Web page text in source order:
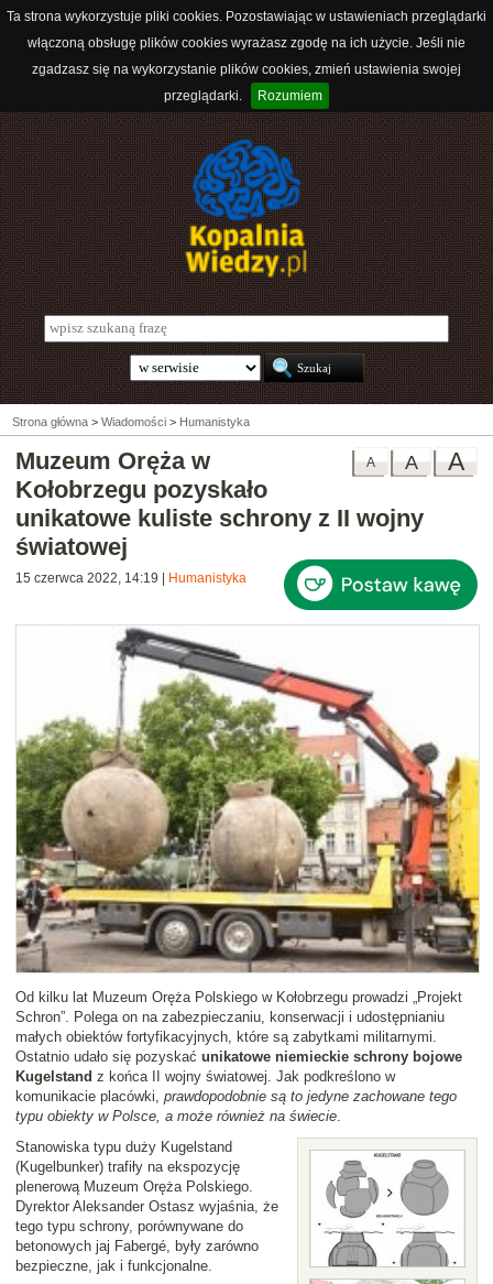
Ta strona wykorzystuje pliki cookies. Pozostawiając w ustawieniach przeglądarki
włączoną obsługę plików cookies wyrażasz zgodę na ich użycie. Jeśli nie
zgadzasz się na wykorzystanie plików cookies, zmień ustawienia swojej
przeglądarki.
Rozumiem
Strona główna > Wiadomości > Humanistyka
A
A
A
Muzeum Oręża w
Kołobrzegu pozyskało
unikatowe kuliste schrony z II wojny
światowej
15 czerwca 2022, 14:19 Humanistyka
Od kilku lat Muzeum Oręża Polskiego w Kołobrzegu prowadzi „Projekt
Schron”. Polega on na zabezpieczaniu, konserwacji i udostępnianiu
małych obiektów fortyfikacyjnych, które są zabytkami militarnymi.
Ostatnio udało się pozyskać unikatowe niemieckie schrony bojowe
Kugelstand z końca II wojny światowej. Jak podkreślono w
komunikacie placówki, prawdopodobnie są to jedyne zachowane tego
typu obiekty w Polsce, a może również na świecie.
Stanowiska typu duży Kugelstand
(Kugelbunker) trafiły na ekspozycję
plenerową Muzeum Oręża Polskiego.
Dyrektor Aleksander Ostasz wyjaśnia, że
tego typu schrony, porównywane do
betonowych jaj Fabergé, były zarówno
bezpieczne, jak i funkcjonalne.